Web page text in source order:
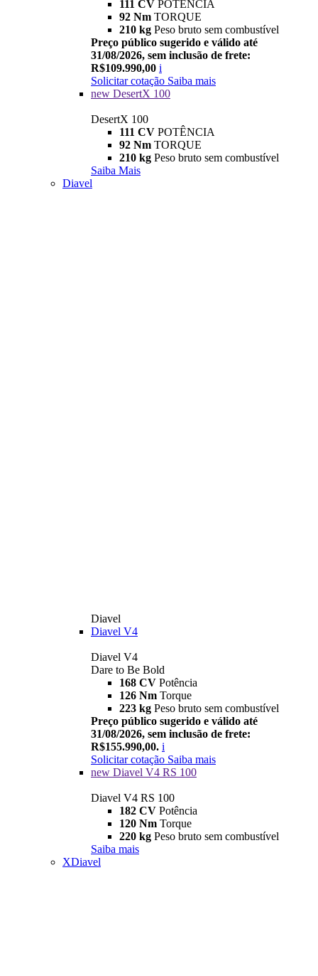
111 CV POTÊNCIA
92 Nm TORQUE
210 kg Peso bruto sem combustível
Preço público sugerido e válido até
31/08/2026, sem inclusão de frete:
R$109.990,00 i
Solicitar cotação Saiba mais
new DesertX 100
DesertX 100
111 CV POTÊNCIA
92 Nm TORQUE
210 kg Peso bruto sem combustível
Saiba Mais
Diavel
Diavel
Diavel V4
Diavel V4
Dare to Be Bold
168 CV Potência
126 Nm Torque
223 kg Peso bruto sem combustível
Preço público sugerido e válido até
31/08/2026, sem inclusão de frete:
R$155.990,00. i
Solicitar cotação Saiba mais
new Diavel V4 RS 100
Diavel V4 RS 100
182 CV Potência
120 Nm Torque
220 kg Peso bruto sem combustível
Saiba mais
XDiavel